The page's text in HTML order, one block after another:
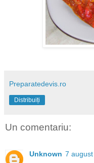
Preparatedevis.ro
Distribuiți
Un comentariu:
Unknown 7